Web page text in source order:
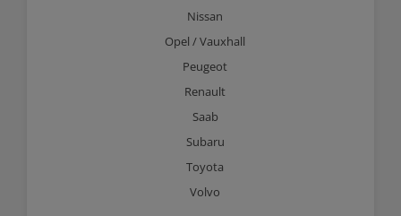
Nissan
Opel / Vauxhall
Peugeot
Renault
Saab
Subaru
Toyota
Volvo